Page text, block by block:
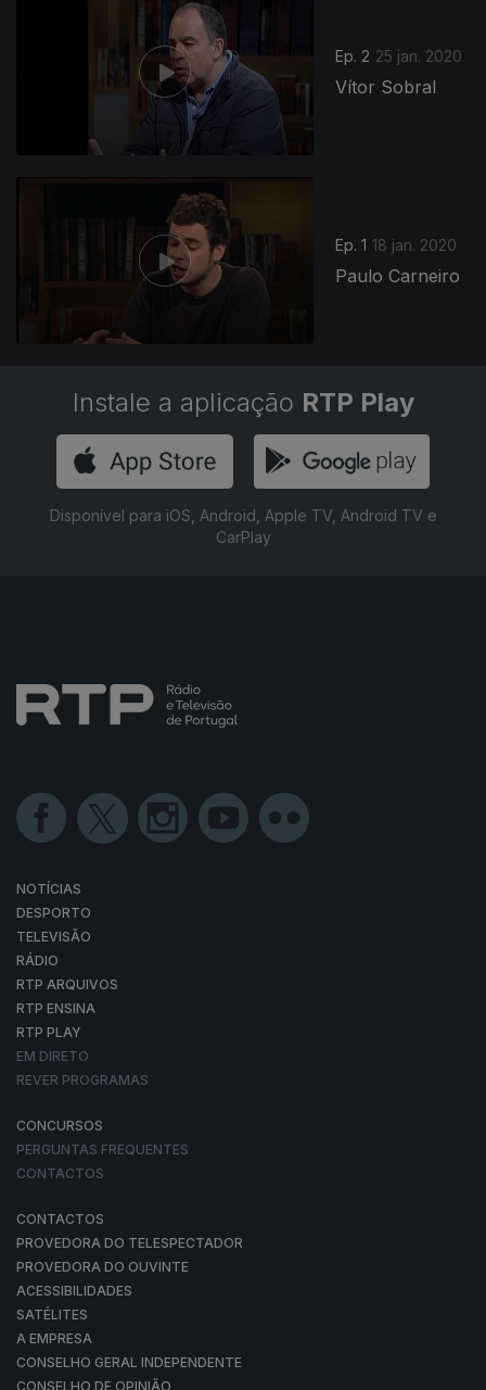
Ep. 2 25 jan. 2020
Vítor Sobral
Ep. 1 18 jan. 2020
Paulo Carneiro
Instale a aplicação RTP Play
Disponível para iOS, Android, Apple TV, Android TV e
CarPlay
NOTÍCIAS
DESPORTO
TELEVISÃO
RÁDIO
RTP ARQUIVOS
RTP ENSINA
RTP PLAY
EM DIRETO
REVER PROGRAMAS
CONCURSOS
PERGUNTAS FREQUENTES
CONTACTOS
CONTACTOS
PROVEDORA DO TELESPECTADOR
PROVEDORA DO OUVINTE
ACESSIBILIDADES
SATÉLITES
A EMPRESA
CONSELHO GERAL INDEPENDENTE
CONSELHO DE OPINIÃO